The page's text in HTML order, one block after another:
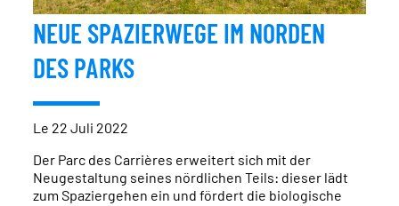
NEUE SPAZIERWEGE IM NORDEN
DES PARKS
Le 22 Juli 2022
Der Parc des Carrières erweitert sich mit der
Neugestaltung seines nördlichen Teils: dieser lädt
zum Spaziergehen ein und fördert die biologische